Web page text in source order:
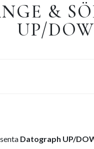
&
UP/
Datograph UP/